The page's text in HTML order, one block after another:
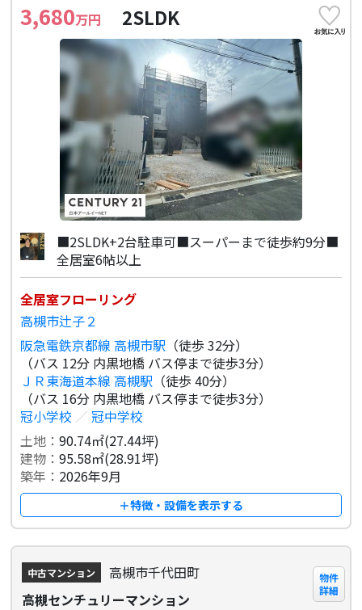
3,680万円 2SLDK
■2SLDK+2台駐車可■スーパーまで徒歩約9分■
全居室6帖以上
全居室フローリング
高槻市辻子２
阪急電鉄京都線 高槻市駅 （徒歩 32分）
（バス 12分 内黒地橋 バス停まで徒歩3分）
ＪＲ東海道本線 高槻駅 （徒歩 40分）
（バス 16分 内黒地橋 バス停まで徒歩3分）
冠小学校 ／ 冠中学校
土地：90.74㎡(27.44坪)
建物：95.58㎡(28.91坪)
築年： 2026年9月
＋特徴・設備を表示する
中古マンション
高槻市千代田町
高槻センチュリーマンション
物件
詳細